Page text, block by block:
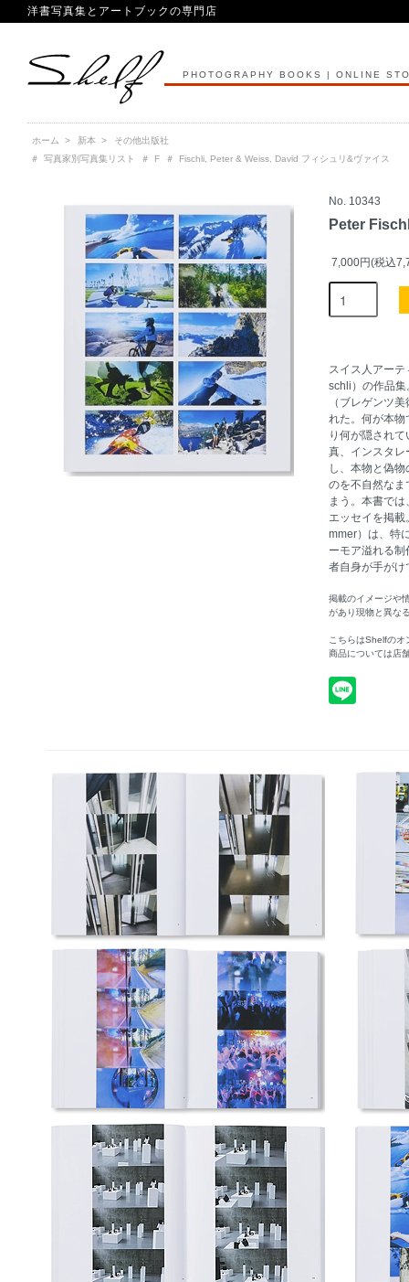
洋書写真集とアートブックの専門店
PHOTOGRAPHY BOOKS | ONLINE
ホーム > 新本 >
その他出版社
＃
写真家別写真集リスト ＃ F＃ Fischli, Peter & Weiss, David フィシュリ&ヴァイス
No. 10343
Peter
7,000円(税込
スイス人アー
schli）の作品
（ブレゲンツ
れた。何が本物
り何が隠され
真、インスタレ
し、本物と偽
のを不自然なま
まう。本書で
エッセイを掲
mmer）は、特
ーモア溢れる
者自身が手が
掲載のイメージや
があり現物と異な
こちらはShelfのオ
商品については店